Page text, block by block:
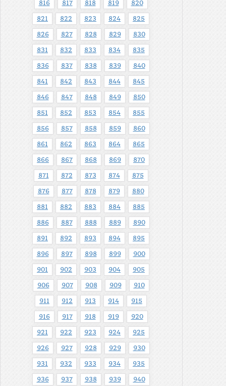
816 817 818 819 820
821 822 823 824 825
826 827 828 829 830
831 832 833 834 835
836 837 838 839 840
841 842 843 844 845
846 847 848 849 850
851 852 853 854 855
856 857 858 859 860
861 862 863 864 865
866 867 868 869 870
871 872 873 874 875
876 877 878 879 880
881 882 883 884 885
886 887 888 889 890
891 892 893 894 895
896 897 898 899 900
901 902 903 904 905
906 907 908 909 910
911 912 913 914 915
916 917 918 919 920
921 922 923 924 925
926 927 928 929 930
931 932 933 934 935
936 937 938 939 940